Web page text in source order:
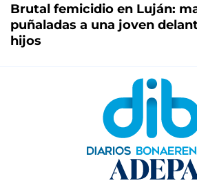
Brutal femicidio en Luján:
puñaladas a una joven
hijos